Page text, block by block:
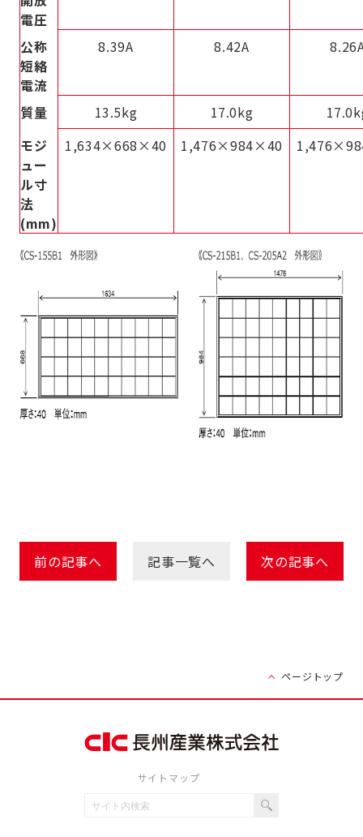
電圧
公称
短絡
電流
8.39A 8.42A
質量 13.5kg 17.0kg
モジ
ュー
ル寸
法
(mm)
1,634×668×40 1,476×984×40
前の記事へ 記事一覧へ 次の記事へ
ページトップ
サイトマップ